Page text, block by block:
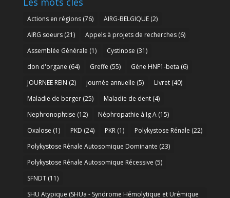
Actions en régions(76) AIRG-BELGIQUE(2)
AIRG soeurs(21) Appels à projets de recherches(6)
Assemblée Générale (1) Cystinose (31)
don d'organe (64) Greffe (55) Gène HNF1-beta (6)
JOURNEE REIN (2) journée annuelle (5) Livret(40)
Maladie de berger(25) Maladie de dent(4)
Nephronophtise (12) Néphropathie à Ig A(15)
Oxalose (1) PKD (24) PKR(1) Polykystose Rénale (22)
Polykystose Rénale Autosomique Dominante (23)
Polykystose Rénale Autosomique Récessive (5)
SFNDT(11)
SHU Atypique (SHUa - Syndrome Hémolytique et Urémique